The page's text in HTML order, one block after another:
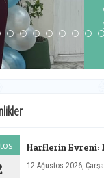
Harflerin Evreni:
12 Ağustos 2026,